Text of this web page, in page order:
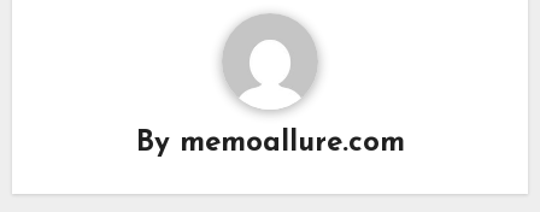
By memoallure.com